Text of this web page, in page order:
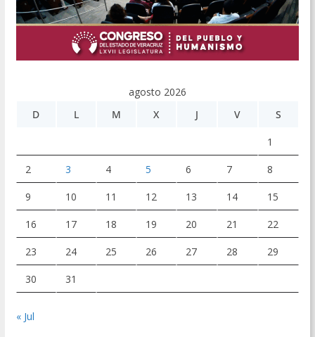
agosto 2026
D
L M X J V S
1
2 3 4 5 6 7 8
9 10 11 12 13 14 15
16 17 18 19 20 21 22
23 24 25 26 27 28 29
30 31
« Jul